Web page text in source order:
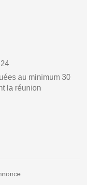
au minimum 30
la réunion